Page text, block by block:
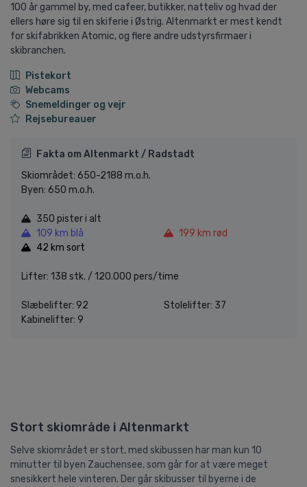
100 år gammel by, med cafeer, butikker, natteliv og hvad der
ellers høre sig til en skiferie i Østrig. Altenmarkt er mest kendt
for skifabrikken Atomic, og flere andre udstyrsfirmaer i
skibranchen.
Pistekort
Webcams
Snemeldinger og vejr
Rejsebureauer
Fakta om Altenmarkt / Radstadt
Skiområdet: 650-2188 m.o.h.
Byen: 650 m.o.h.
350 pister i alt
109 km blå
199 km rød
42 km sort
Lifter: 138 stk. / 120.000 pers/time
Slæbelifter: 92
Stolelifter: 37
Kabinelifter: 9
Stort skiområde i Altenmarkt
Selve skiområdet er stort, med skibussen har man kun 10
minutter til byen Zauchensee, som går for at være meget
snesikkert hele vinteren. Der går skibusser til byerne i de